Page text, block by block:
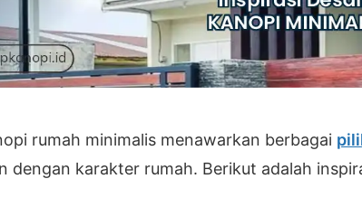
rumah minimalis menawarkan berbagai
dengan karakter rumah. Berikut adalah